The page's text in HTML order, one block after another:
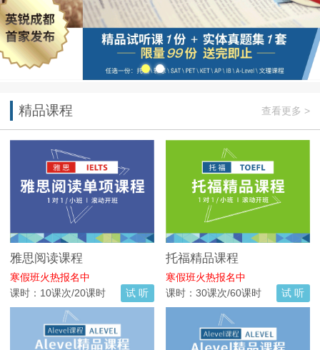
精品课程 查看更多 >
雅思阅读课程
寒假班火热报名中
课时：10课次/20课时
试 听
托福精品课程
寒假班火热报名中
课时：30课次/60课时
试 听